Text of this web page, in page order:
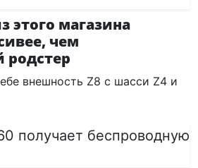
этого магазина
чем
родстер
внешность Z8 с шасси Z4 и